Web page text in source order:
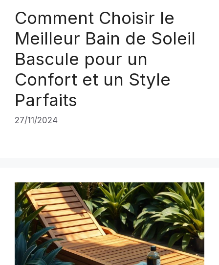
Comment Choisir le
Meilleur Bain de Soleil
Bascule pour un
Confort et un Style
Parfaits
27/11/2024